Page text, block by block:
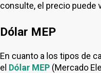
consulte, el precio puede
Dólar MEP
En cuanto a los tipos de
el Dólar MEP (Mercado